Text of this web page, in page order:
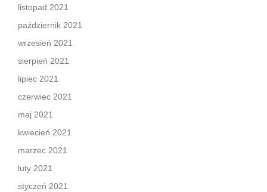
listopad 2021
październik 2021
wrzesień 2021
sierpień 2021
lipiec 2021
czerwiec 2021
maj 2021
kwiecień 2021
marzec 2021
luty 2021
styczeń 2021